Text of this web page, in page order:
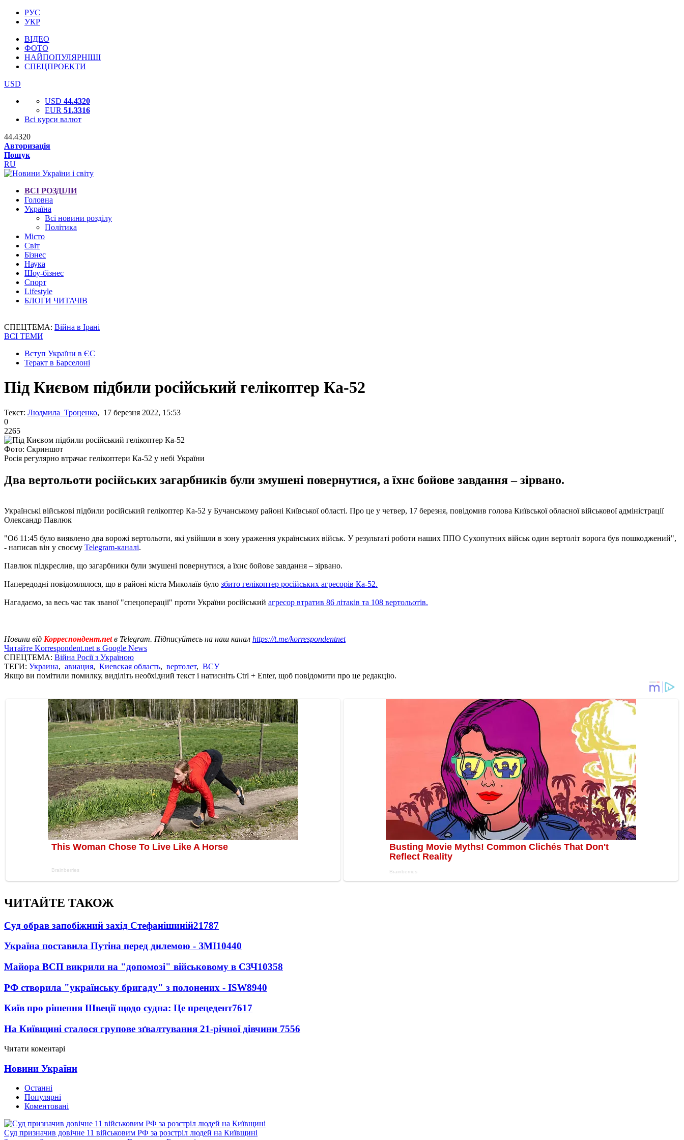
РУС
УКР
ВІДЕО
ФОТО
НАЙПОПУЛЯРНІШІ
СПЕЦПРОЕКТИ
USD
USD 44.4320
EUR 51.3316
Всі курси валют
44.4320
Авторизація
Пошук
RU
ВСІ РОЗДІЛИ
Головна
Україна
Всі новини розділу
Політика
Місто
Світ
Бізнес
Наука
Шоу-бізнес
Спорт
Lifestyle
БЛОГИ ЧИТАЧІВ
СПЕЦТЕМА: Війна в Ірані
ВСІ ТЕМИ
Вступ України в ЄС
Теракт в Барселоні
Під Києвом підбили російський гелікоптер Ка-52
Текст: Людмила Троценко, 17 березня 2022, 15:53
0
2265
Фото: Скриншот
Росія регулярно втрачає гелікоптери Ка-52 у небі України
Два вертольоти російських загарбників були змушені повернутися, а їхнє бойове завдання – зірвано.
Українські військові підбили російський гелікоптер Ка-52 у Бучанському районі Київської області. Про це у четвер, 17 березня, повідомив голова Київської обласної військової адміністрації
Олександр Павлюк
"Об 11:45 було виявлено два ворожі вертольоти, які увійшли в зону ураження українських військ. У результаті роботи наших ППО Сухопутних військ один вертоліт ворога був пошкоджений",
- написав він у своєму Telegram-каналі.
Павлюк підкреслив, що загарбники були змушені повернутися, а їхнє бойове завдання – зірвано.
Напередодні повідомлялося, що в районі міста Миколаїв було збито гелікоптер російських агресорів Ка-52.
Нагадаємо, за весь час так званої "спецоперації" проти України російський агресор втратив 86 літаків та 108 вертольотів.
Новини від Корреспондент.netв Telegram. Підписуйтесь на наш канал https://t.me/korrespondentnet
Читайте Korrespondent.net в Google News
СПЕЦТЕМА: Війна Росії з Україною
ТЕГИ: Украина, авиация, Киевская область, вертолет, ВСУ
Якщо ви помітили помилку, виділіть необхідний текст і натисніть Ctrl + Enter, щоб повідомити про це редакцію.
ЧИТАЙТЕ ТАКОЖ
Суд обрав запобіжний захід Стефанішиній21787
Україна поставила Путіна перед дилемою - ЗМІ10440
Майора ВСП викрили на "допомозі" військовому в СЗЧ10358
РФ створила "українську бригаду" з полонених - ISW8940
Київ про рішення Швеції щодо судна: Це прецедент7617
На Київщині сталося групове зґвалтування 21-річної дівчини 7556
Читати коментарі
Новини України
Останні
Популярні
Коментовані
Суд призначив довічне 11 військовим РФ за розстріл людей на Київщині